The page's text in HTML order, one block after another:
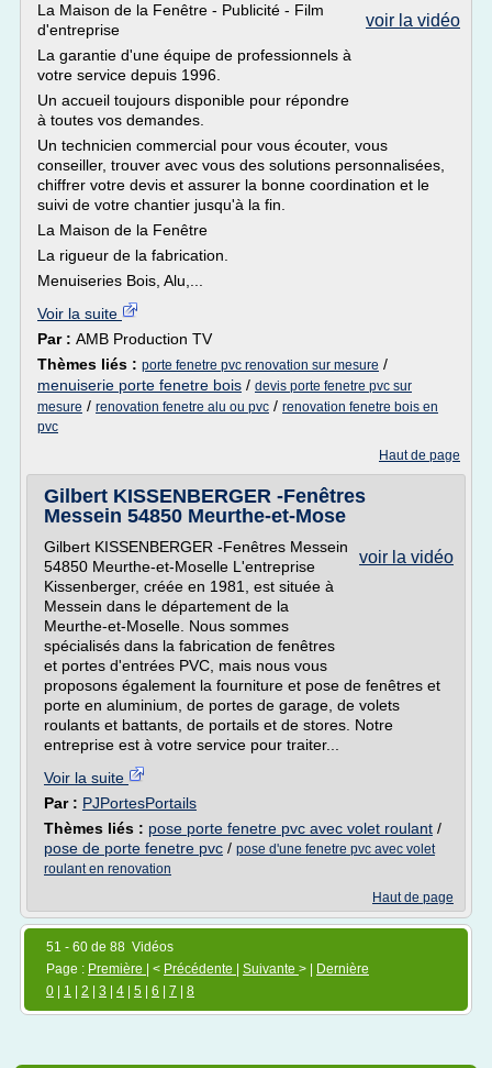
voir la vidéo
La Maison de la Fenêtre - Publicité - Film
d'entreprise
La garantie d'une équipe de professionnels à
votre service depuis 1996.
Un accueil toujours disponible pour répondre
à toutes vos demandes.
Un technicien commercial pour vous écouter, vous
conseiller, trouver avec vous des solutions personnalisées,
chiffrer votre devis et assurer la bonne coordination et le
suivi de votre chantier jusqu'à la fin.
La Maison de la Fenêtre
La rigueur de la fabrication.
Menuiseries Bois, Alu,...
Voir la suite
Par : AMB Production TV
Thèmes liés : porte fenetre pvc renovation sur mesure /
menuiserie porte fenetre bois / devis porte fenetre pvc sur
mesure / renovation fenetre alu ou pvc / renovation fenetre bois en
pvc
Haut de page
Gilbert KISSENBERGER -Fenêtres
Messein 54850 Meurthe-et-Mose
voir la vidéo
Gilbert KISSENBERGER -Fenêtres Messein
54850 Meurthe-et-Moselle L'entreprise
Kissenberger, créée en 1981, est située à
Messein dans le département de la
Meurthe-et-Moselle. Nous sommes
spécialisés dans la fabrication de fenêtres
et portes d'entrées PVC, mais nous vous
proposons également la fourniture et pose de fenêtres et
porte en aluminium, de portes de garage, de volets
roulants et battants, de portails et de stores. Notre
entreprise est à votre service pour traiter...
Voir la suite
Par : PJPortesPortails
Thèmes liés : pose porte fenetre pvc avec volet roulant /
pose de porte fenetre pvc / pose d'une fenetre pvc avec volet
roulant en renovation
Haut de page
51 - 60 de 88 Vidéos
Page : Première | < Précédente Suivante > |
Dernière
0
1 2 3 4 5 6 7 8